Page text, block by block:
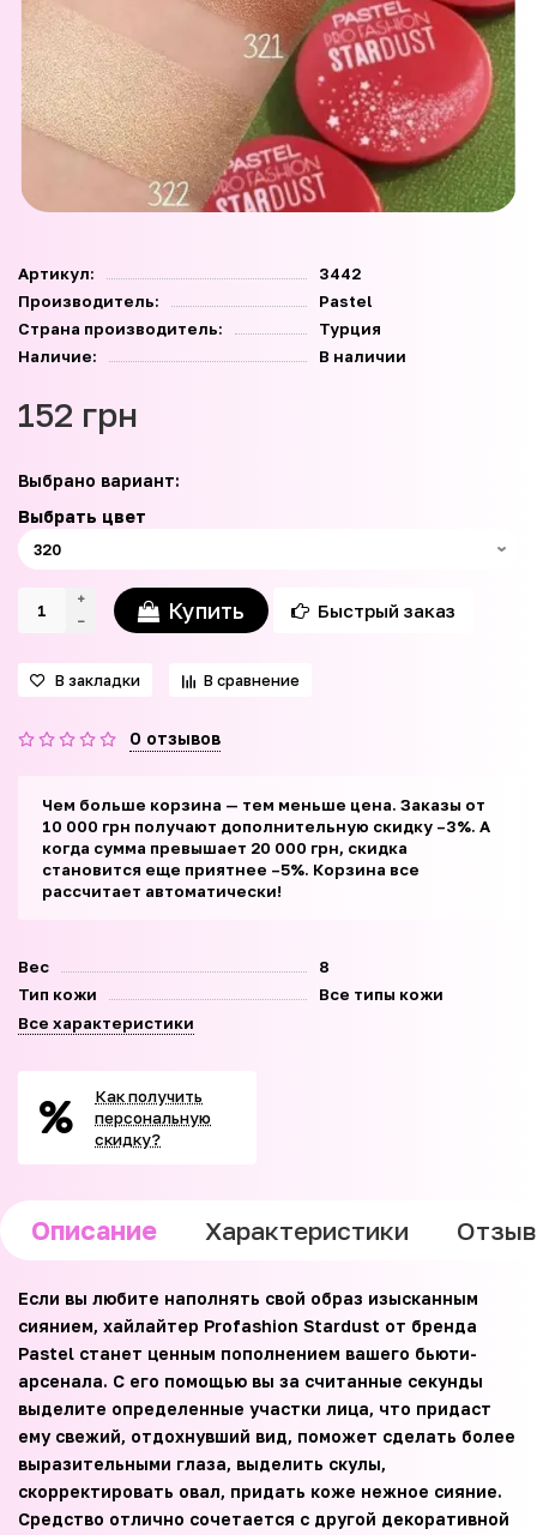
Артикул:
3442
Производитель:
Pastel
Страна производитель:
Турция
Наличие:
В наличии
152 грн
Выбрано вариант:
Выбрать цвет
Купить Быстрый заказ
В закладки В сравнение
0 отзывов
Чем больше корзина — тем меньше цена. Заказы от
10 000 грн получают дополнительную скидку –3%. А
когда сумма превышает 20 000 грн, скидка
становится еще приятнее –5%. Корзина все
рассчитает автоматически!
Вес
8
Тип кожи
Все типы кожи
Все характеристики
Как получить
персональную
скидку?
Описание Характеристики
Если вы любите наполнять свой образ изысканным
сиянием, хайлайтер Profashion Stardust от бренда
Pastel станет ценным пополнением вашего бьюти-
арсенала. С его помощью вы за считанные секунды
выделите определенные участки лица, что придаст
ему свежий, отдохнувший вид, поможет сделать более
выразительными глаза, выделить скулы,
скорректировать овал, придать коже нежное сияние.
Средство отлично сочетается с другой декоративной